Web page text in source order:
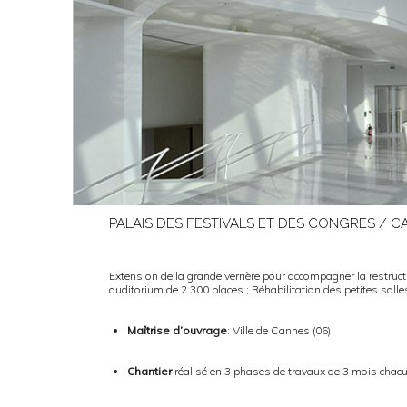
PALAIS DES FESTIVALS ET DES CONGRES /
Extension de la grande verrière pour accompagner la
auditorium de 2 300 places ; Réhabilitation des petites
Maîtrise d’ouvrage: Ville de Cannes (06)
Chantierréalisé en 3 phases de travaux de 3 mois